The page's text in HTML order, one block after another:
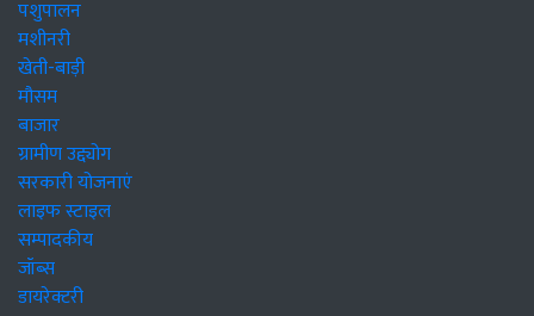
पशुपालन
मशीनरी
खेती-बाड़ी
मौसम
बाजार
ग्रामीण उद्द्योग
सरकारी योजनाएं
लाइफ स्टाइल
सम्पादकीय
जॉब्स
डायरेक्टरी